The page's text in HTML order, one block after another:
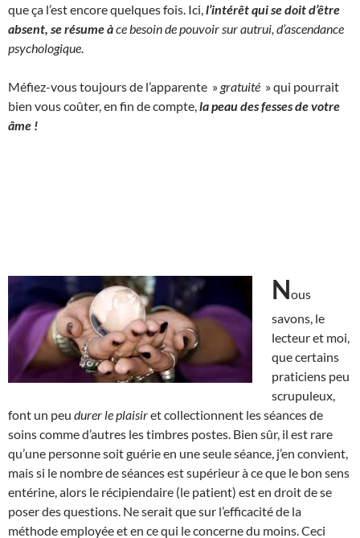
que ça l’est encore quelques fois. Ici, l’intérêt qui se doit d’être
absent, se résume àce besoin de pouvoir sur autrui, d’ascendance
psychologique
Méfiez-vous toujours de l’apparente » gratuité » qui pourrait
bien vous coûter, en fin de compte, la peau des fesses de votre
âme !
Nous
savons, le
lecteur et moi,
que certains
praticiens peu
scrupuleux,
font un peu durer le plaisiret collectionnent les séances de
soins comme d’autres les timbres postes. Bien sûr, il est rare
qu’une personne soit guérie en une seule séance, j’en convient,
mais si le nombre de séances est supérieur à ce que le bon sens
entérine, alors le récipiendaire (le patient) est en droit de se
poser des questions. Ne serait que sur l’efficacité de la
méthode employée et en ce qui le concerne du moins. Ceci